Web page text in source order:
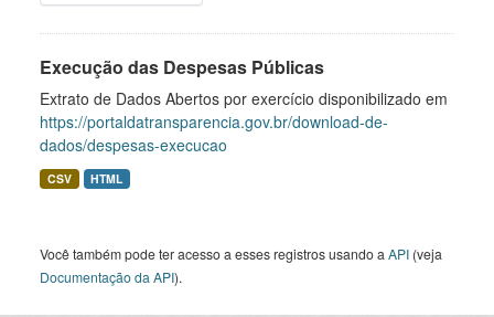
Execução das Despesas Públicas
Extrato de Dados Abertos por exercício disponibilizado em
https://portaldatransparencia.gov.br/download-de-
dados/despesas-execucao
CSV HTML
Você também pode ter acesso a esses registros usando a API (veja
Documentação da API).